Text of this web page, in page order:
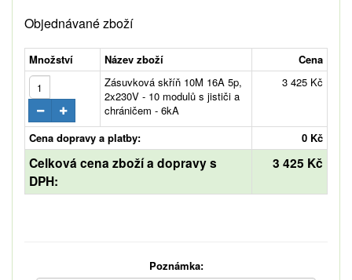
Objednávané zboží
Množství Název zboží
Cena
Zásuvková skříň 10M 16A 5p,
2x230V - 10 modulů s jističi a
chráničem - 6kA
3 425 Kč
Cena dopravy a platby: 0 Kč
Celková cena zboží a dopravy s
DPH:
3 425 Kč
Poznámka: